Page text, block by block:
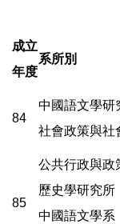
成立
年度
系所別
84
中國語文學研
社會政策與社
85
公共行政與政
歷史學研究所
中國語文學系